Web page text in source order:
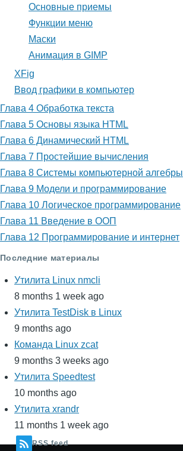
Основные приемы
Функции меню
Маски
Анимация в GIMP
XFig
Ввод графики в компьютер
Глава 4 Обработка текста
Глава 5 Основы языка HTML
Глава 6 Динамический HTML
Глава 7 Простейшие вычисления
Глава 8 Системы компьютерной алгебры
Глава 9 Модели и программирование
Глава 10 Логическое программирование
Глава 11 Введение в ООП
Глава 12 Программирование и интернет
Последние материалы
Утилита Linux nmcli
8 months 1 week ago
Утилита TestDisk в Linux
9 months ago
Команда Linux zcat
9 months 3 weeks ago
Утилита Speedtest
10 months ago
Утилита xrandr
11 months 1 week ago
RSS feed